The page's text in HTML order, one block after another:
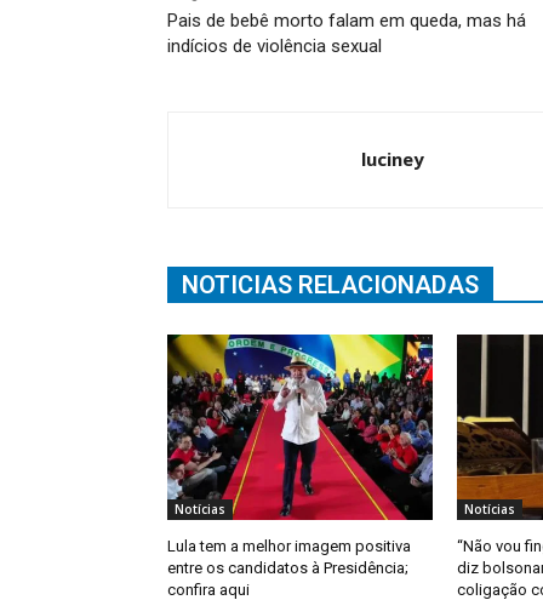
Pais de bebê morto falam em queda, mas há
indícios de violência sexual
luciney
NOTICIAS RELACIONADAS
Notícias
Lula tem a melhor imagem positiva
entre os candidatos à Presidência;
confira aqui
Notícias
“Não vou
diz
coligação